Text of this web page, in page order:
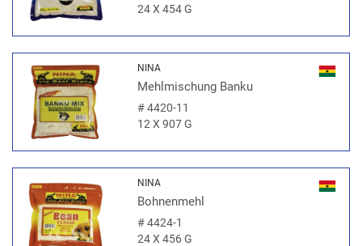
24 X 454 G
NINA
Mehlmischung Banku
#4420-11
12 X 907 G
NINA
Bohnenmehl
#4424-1
24 X 456 G